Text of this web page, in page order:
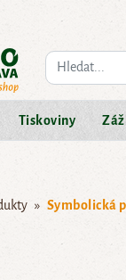
Co hledáte?
Tiskoviny
Symbolická